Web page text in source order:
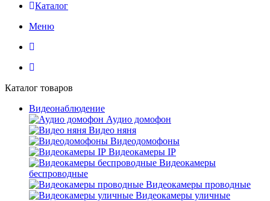
Каталог
Меню
Каталог товаров
Видеонаблюдение
Аудио домофон
Видео няня
Видеодомофоны
Видеокамеры IP
Видеокамеры
беспроводные
Видеокамеры проводные
Видеокамеры уличные